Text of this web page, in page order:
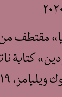
مقتطف
كتابة
٢٠١٩